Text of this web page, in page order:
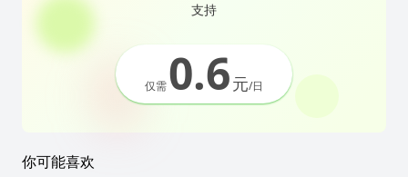
支持
仅需0.6元/日
你可能喜欢